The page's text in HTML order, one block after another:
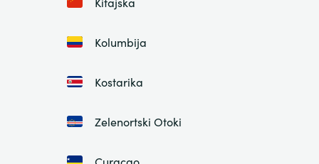
Kolumbija
Kostarika
Zelenortski Otoki